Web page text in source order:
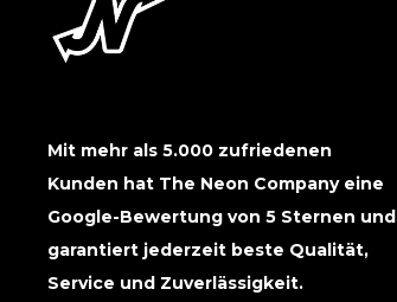
Mit mehr als 5.000 zufriedenen
Kunden hat The Neon Company eine
Google-Bewertung von 5 Sternen und
garantiert jederzeit beste Qualität,
Service und Zuverlässigkeit.